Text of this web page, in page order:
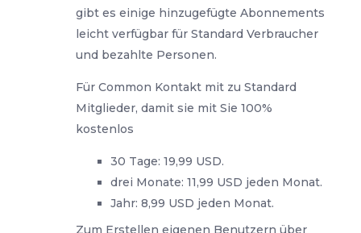
gibt es einige hinzugefügte Abonnements
leicht verfügbar für Standard Verbraucher
und bezahlte Personen.
Für Common Kontakt mit zu Standard
Mitglieder, damit sie mit Sie 100%
kostenlos
30 Tage: 19,99 USD.
drei Monate: 11,99 USD jeden Monat.
Jahr: 8,99 USD jeden Monat.
Zum Erstellen eigenen Benutzern über